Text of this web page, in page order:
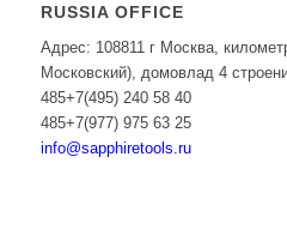
RUSSIA OFFICE
Адрес: 108811 г Москва,
Московский), домовлад 4
485+7(495) 240 58 40
485+7(977) 975 63 25
info@sapphiretools.ru